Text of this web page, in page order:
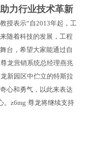
力行业技术革新
授表示“自2013年起，工
随着科技的发展，工程
台，希望大家能通过自
龙营销系统总经理燕兆
新园区中伫立的特斯拉
心和勇气，以此来表达
。z6mg·尊龙将继续支持